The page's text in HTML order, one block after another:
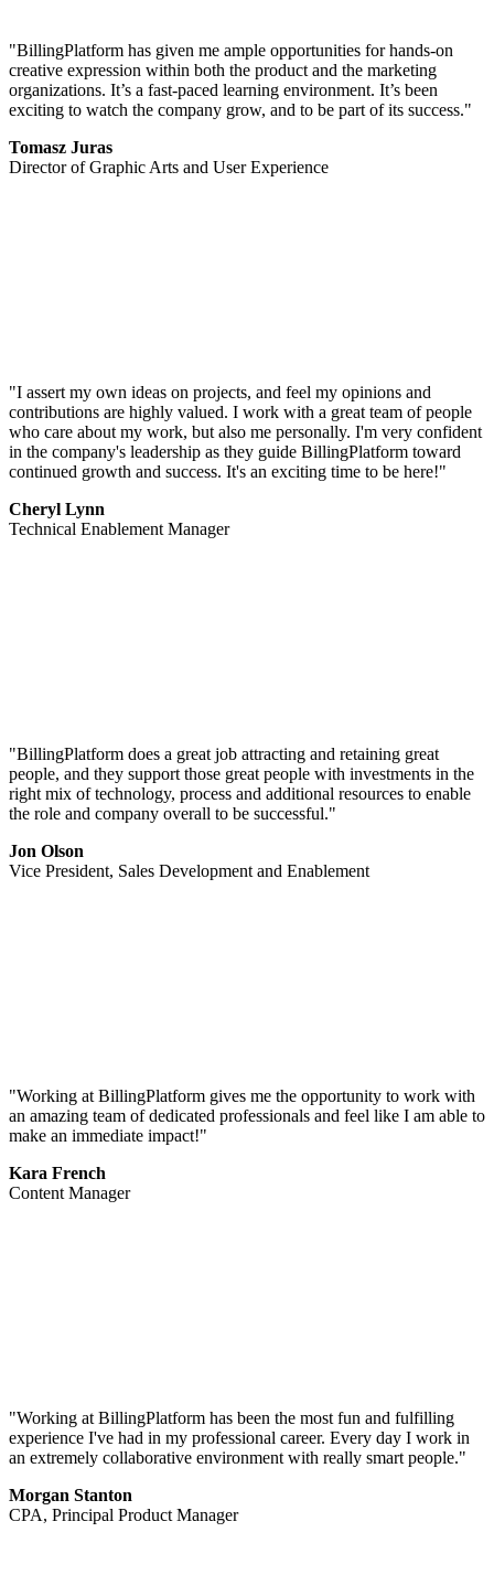
"BillingPlatform has given me ample opportunities for hands-on
creative expression within both the product and the marketing
organizations. It’s a fast-paced learning environment. It’s been
exciting to watch the company grow, and to be part of its success."
Tomasz Juras
Director of Graphic Arts and User Experience
"I assert my own ideas on projects, and feel my opinions and
contributions are highly valued. I work with a great team of people
who care about my work, but also me personally. I'm very confident
in the company's leadership as they guide BillingPlatform toward
continued growth and success. It's an exciting time to be here!"
Cheryl Lynn
Technical Enablement Manager
"BillingPlatform does a great job attracting and retaining great
people, and they support those great people with investments in the
right mix of technology, process and additional resources to enable
the role and company overall to be successful."
Jon Olson
Vice President, Sales Development and Enablement
"Working at BillingPlatform gives me the opportunity to work with
an amazing team of dedicated professionals and feel like I am able to
make an immediate impact!"
Kara French
Content Manager
"Working at BillingPlatform has been the most fun and fulfilling
experience I've had in my professional career. Every day I work in
an extremely collaborative environment with really smart people."
Morgan Stanton
CPA, Principal Product Manager